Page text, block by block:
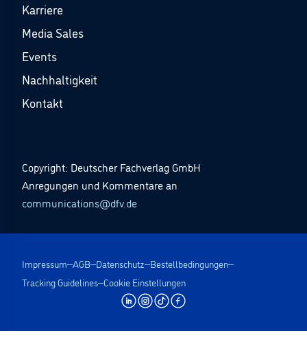
Karriere
Media Sales
Events
Nachhaltigkeit
Kontakt
Copyright: Deutscher Fachverlag GmbH
Anregungen und Kommentare an
communications@dfv.de
Impressum AGB Datenschutz Bestellbedingungen
Tracking Guidelines Cookie Einstellungen